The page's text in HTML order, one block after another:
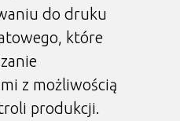
do druku
które
z możliwością
produkcji.